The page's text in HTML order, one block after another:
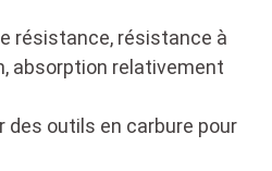
résistance, résistance à
absorption relativement
des outils en carbure pour